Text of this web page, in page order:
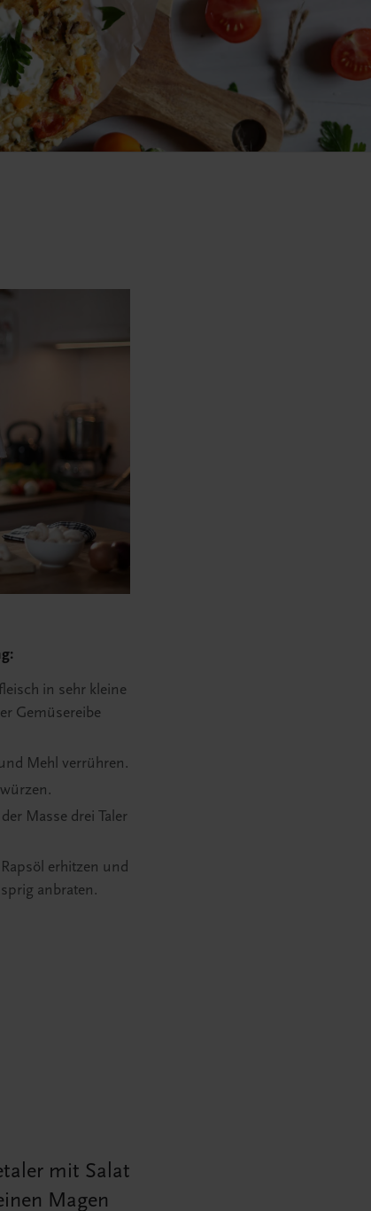
in sehr kleine
Gemüsereibe
Mehl verrühren.
Masse drei Taler
erhitzen und
anbraten.
mit Salat
Magen